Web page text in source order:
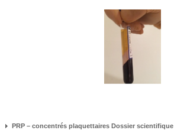
PRP – concentrés plaquettaires Dossier scientifique